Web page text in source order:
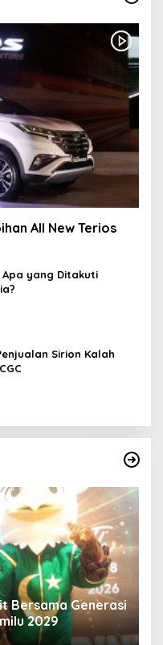
All New Terios
Apa yang Ditakuti
Sirion Kalah
Bersama Generasi
2029